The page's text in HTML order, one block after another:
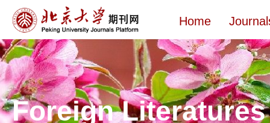
Home
Foreign Literatures